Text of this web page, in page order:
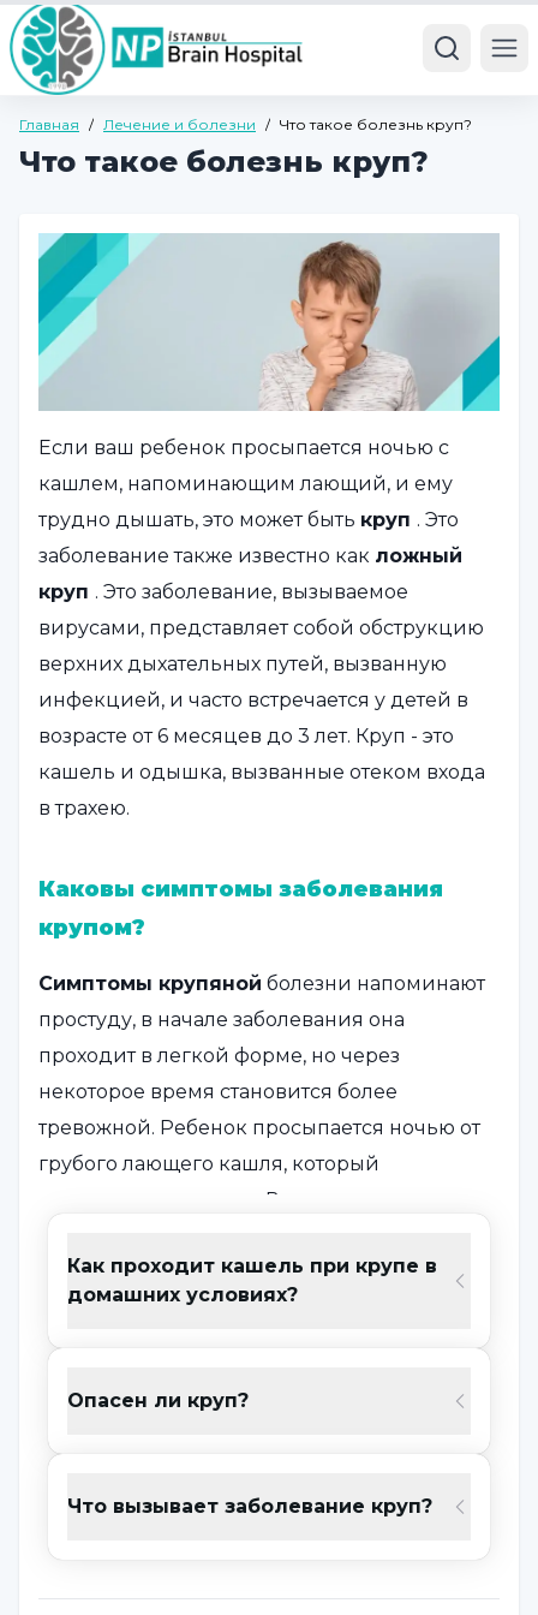
Главная / Лечение и болезни / Что такое болезнь круп?
Что такое болезнь круп?
Если ваш ребенок просыпается ночью с
кашлем, напоминающим лающий, и ему
трудно дышать, это может быть круп . Это
заболевание также известно как ложный
круп . Это заболевание, вызываемое
вирусами, представляет собой обструкцию
верхних дыхательных путей, вызванную
инфекцией, и часто встречается у детей в
возрасте от 6 месяцев до 3 лет. Круп - это
кашель и одышка, вызванные отеком входа
в трахею.
Каковы симптомы заболевания
крупом?
Симптомы крупяной болезни напоминают
простуду, в начале заболевания она
проходит в легкой форме, но через
некоторое время становится более
тревожной. Ребенок просыпается ночью от
грубого лающего кашля, который
начинается внезапно. Во время дыхания
и грубый. Дети с крупом издают высокий
хриплый звук, когда плачут. Ребенку трудно
дышать, дыхание внезапное, он
вокруг рта, губ и ногтей, может наблюдаться
опухание лимфатических узлов и
может и не быть. Симптомы обычно
усиливаются ночью, когда ребенок спит. У
детей с крупом могут наблюдаться ушные
Как проходит кашель при крупе в
домашних условиях?
Опасен ли круп?
Что вызывает заболевание круп?